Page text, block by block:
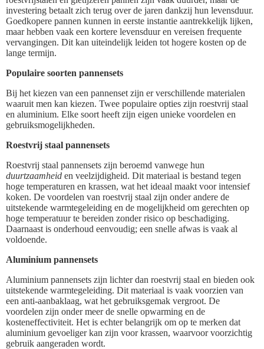
investering betaalt zich terug over de jaren dankzij hun levensduur.
Goedkopere pannen kunnen in eerste instantie aantrekkelijk lijken,
maar hebben vaak een kortere levensduur en vereisen frequente
vervangingen. Dit kan uiteindelijk leiden tot hogere kosten op de
lange termijn.
Populaire soorten pannensets
Bij het kiezen van een pannenset zijn er verschillende materialen
waaruit men kan kiezen. Twee populaire opties zijn roestvrij staal
en aluminium. Elke soort heeft zijn eigen unieke voordelen en
gebruiksmogelijkheden.
Roestvrij staal pannensets
Roestvrij staal pannensets zijn beroemd vanwege hun
duurtzaamheid en veelzijdigheid. Dit materiaal is bestand tegen
hoge temperaturen en krassen, wat het ideaal maakt voor intensief
koken. De voordelen van roestvrij staal zijn onder andere de
uitstekende warmtegeleiding en de mogelijkheid om gerechten op
hoge temperatuur te bereiden zonder risico op beschadiging.
Daarnaast is onderhoud eenvoudig; een snelle afwas is vaak al
voldoende.
Aluminium pannensets
Aluminium pannensets zijn lichter dan roestvrij staal en bieden ook
uitstekende warmtegeleiding. Dit materiaal is vaak voorzien van
een anti-aanbaklaag, wat het gebruiksgemak vergroot. De
voordelen zijn onder meer de snelle opwarming en de
kosteneffectiviteit. Het is echter belangrijk om op te merken dat
aluminium gevoeliger kan zijn voor krassen, waarvoor voorzichtig
gebruik aangeraden wordt.